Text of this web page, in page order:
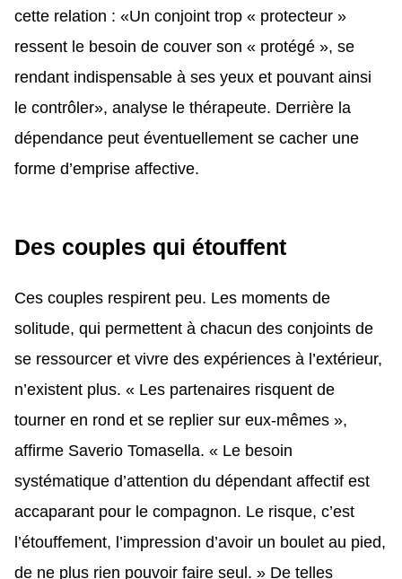
cette relation : «Un conjoint trop « protecteur »
ressent le besoin de couver son « protégé », se
rendant indispensable à ses yeux et pouvant ainsi
le contrôler», analyse le thérapeute. Derrière la
dépendance peut éventuellement se cacher une
forme d’emprise affective.
Des couples qui étouffent
Ces couples respirent peu. Les moments de
solitude, qui permettent à chacun des conjoints de
se ressourcer et vivre des expériences à l’extérieur,
n’existent plus. « Les partenaires risquent de
tourner en rond et se replier sur eux-mêmes »,
affirme Saverio Tomasella. « Le besoin
systématique d’attention du dépendant affectif est
accaparant pour le compagnon. Le risque, c’est
l’étouffement, l’impression d’avoir un boulet au pied,
de ne plus rien pouvoir faire seul. » De telles